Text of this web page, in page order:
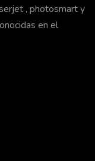
, photosmart y
en el